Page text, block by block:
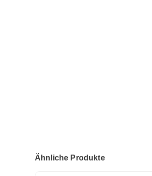
Ähnliche Produkte